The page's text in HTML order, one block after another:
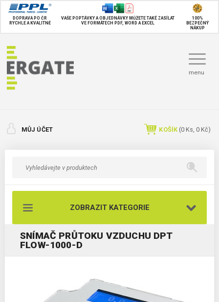
DOPRAVA PO ČR
RYCHLE A KVALITNĚ
VAŠE POPTÁVKY A OBJEDNÁVKY MŮŽETE TAKÉ ZASÍLAT
VE FORMÁTECH PDF, WORD A EXCEL
100%
BEZPEČNÝ
NÁKUP
menu
MŮJ ÚČET KOŠÍK (0 Ks, 0 Kč)
ZOBRAZIT KATEGORIE
SNÍMAČ PRŮTOKU VZDUCHU DPT
FLOW-1000-D